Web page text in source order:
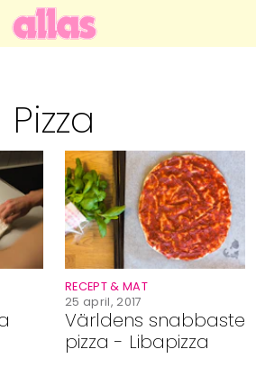
blogg
Arkiv
Kontakt
Pizza
Världens snabbaste
pizza - Libapizza
RECEPT & MAT
25 april, 2017